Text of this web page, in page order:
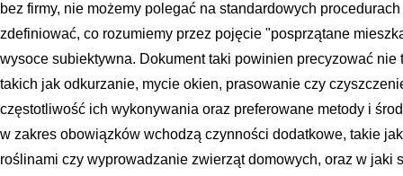
bez firmy, nie możemy polegać na standardowych
zdefiniować, co rozumiemy przez pojęcie "posprzątane
wysoce subiektywna. Dokument taki powinien precyzować
takich jak odkurzanie, mycie okien, prasowanie czy
częstotliwość ich wykonywania oraz preferowane metody i
w zakres obowiązków wchodzą czynności dodatkowe, takie
roślinami czy wyprowadzanie zwierząt domowych, oraz w jaki